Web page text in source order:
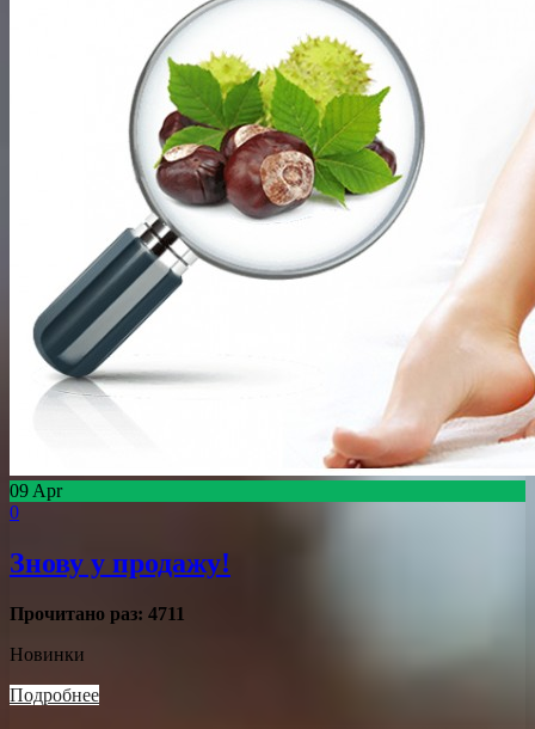
09Apr
0
Знову у продажу!
Прочитано раз: 4711
Новинки
Подробнее